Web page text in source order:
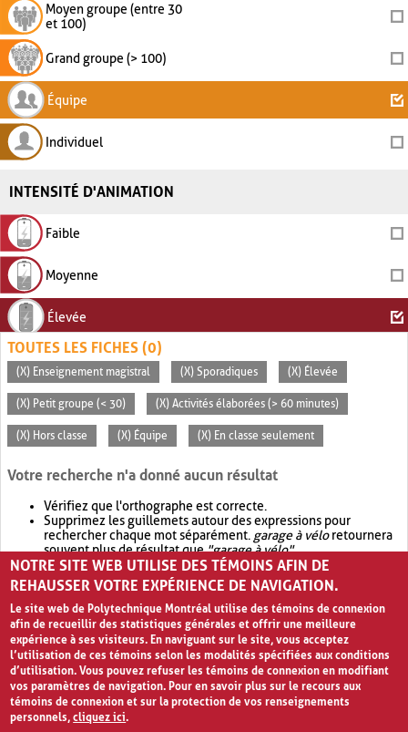
Moyen groupe (entre 30
et 100)
Grand groupe (> 100)
Équipe
Individuel
INTENSITÉ D'ANIMATION
Faible
Moyenne
Élevée
TOUTES LES FICHES (0)
(X) Enseignement magistral (X) Sporadiques (X) Élevée
(X) Petit groupe (< 30) (X) Activités élaborées (> 60 minutes)
(X) Hors classe (X) Équipe (X) En classe seulement
Votre recherche n'a donné aucun résultat
Vérifiez que l'orthographe est correcte.
Supprimez les guillemets autour des expressions pour
rechercher chaque mot séparément. garage à véloretournera
souvent plus de résultat que"garage à vélo".
Envisagez d'élargir votre recherche avec OR.garage OR vélo
retournera souvent plus de résultat quegarage à vélo
NOTRE SITE WEB UTILISE DES TÉMOINS AFIN DE
REHAUSSER VOTRE EXPÉRIENCE DE NAVIGATION.
Le site web de Polytechnique Montréal utilise des témoins de connexion
afin de recueillir des statistiques générales et offrir une meilleure
expérience à ses visiteurs. En naviguant sur le site, vous acceptez
l’utilisation de ces témoins selon les modalités spécifiées aux conditions
d’utilisation. Vous pouvez refuser les témoins de connexion en modifiant
vos paramètres de navigation. Pour en savoir plus sur le recours aux
témoins de connexion et sur la protection de vos renseignements
personnels,cliquez ici.